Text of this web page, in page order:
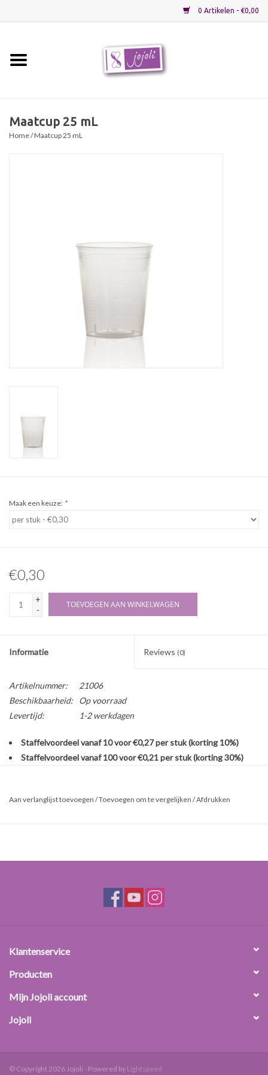
0 Artikelen - €0,00
Maatcup 25 mL
Home/ Maatcup 25 mL
Maak een keuze: *
€0,30
+
-
TOEVOEGEN AAN WINKELWAGEN
Informatie Reviews (0)
Artikelnummer:
21006
Beschikbaarheid:
Op voorraad
Levertijd:
1-2 werkdagen
Staffelvoordeel vanaf 10 voor €0,27 per stuk (korting 10%)
Staffelvoordeel vanaf 100 voor €0,21 per stuk (korting 30%)
Aan verlanglijst toevoegen /Toevoegen om te vergelijken /Afdrukken
Klantenservice
Producten
Mijn Jojoli account
Jojoli
© Copyright 2026 Jojoli - Powered by Lightspeed